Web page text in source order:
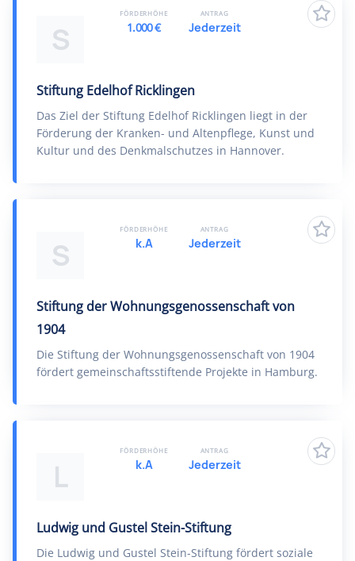
S
Stiftung Edelhof Ricklingen
Das Ziel der Stiftung Edelhof Ricklingen liegt in der
Förderung der Kranken- und Altenpflege, Kunst und
Kultur und des Denkmalschutzes in Hannover.
FÖRDERHÖHE
1.000 €
ANTRAG
Jederzeit
S
Stiftung der Wohnungsgenossenschaft von
1904
Die Stiftung der Wohnungsgenossenschaft von 1904
fördert gemeinschaftsstiftende Projekte in Hamburg.
FÖRDERHÖHE
k.A
ANTRAG
Jederzeit
L
Ludwig und Gustel Stein-Stiftung
Die Ludwig und Gustel Stein-Stiftung fördert soziale
FÖRDERHÖHE
k.A
ANTRAG
Jederzeit